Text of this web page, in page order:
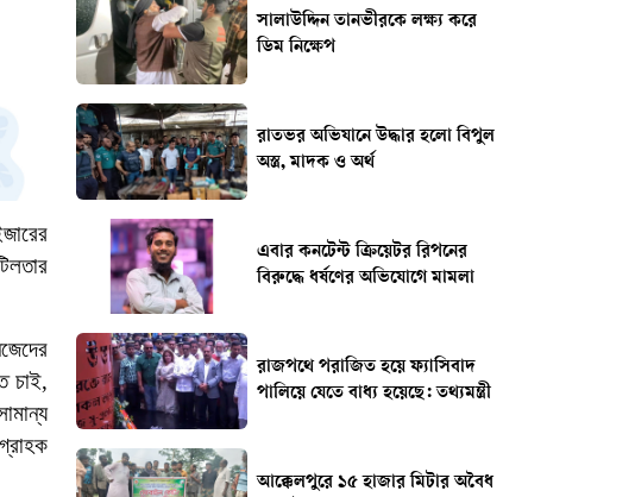
চাই,
সালাউদ্দিন তানভীরকে লক্ষ্য করে
ডিম নিক্ষেপ
রাতভর অভিযানে উদ্ধার হলো বিপুল
অস্ত্র, মাদক ও অর্থ
এবার কনটেন্ট ক্রিয়েটর রিপনের
বিরুদ্ধে ধর্ষণের অভিযোগে মামলা
রাজপথে পরাজিত হয়ে ফ্যাসিবাদ
পালিয়ে যেতে বাধ্য হয়েছে: তথ্যমন্ত্রী
আক্কেলপুরে ১৫ হাজার মিটার অবৈধ